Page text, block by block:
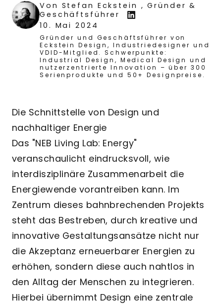
Von Stefan Eckstein , Gründer &
Geschäftsführer
10. Mai 2024
Gründer und Geschäftsführer von
Eckstein Design, Industriedesigner und
VDID-Mitglied. Schwerpunkte:
Industrial Design, Medical Design und
nutzerzentrierte Innovation – über 300
Serienprodukte und 50+ Designpreise.
Die Schnittstelle von Design und
nachhaltiger Energie
Das "NEB Living Lab: Energy"
veranschaulicht eindrucksvoll, wie
interdisziplinäre Zusammenarbeit die
Energiewende vorantreiben kann. Im
Zentrum dieses bahnbrechenden Projekts
steht das Bestreben, durch kreative und
innovative Gestaltungsansätze nicht nur
die Akzeptanz erneuerbarer Energien zu
erhöhen, sondern diese auch nahtlos in
den Alltag der Menschen zu integrieren.
Hierbei übernimmt Design eine zentrale